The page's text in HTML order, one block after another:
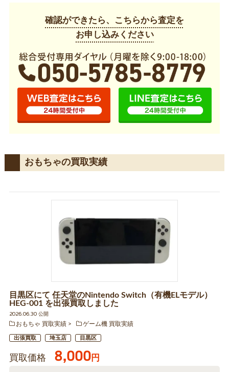
確認ができたら、こちらから査定を
お申し込みください
おもちゃの買取実績
目黒区にて 任天堂のNintendo Switch（有機ELモデル）
HEG-001 を出張買取しました
2026.06.30 公開
おもちゃ 買取実績
ゲーム機 買取実績
出張買取 埼玉店 目黒区
買取価格 8,000円